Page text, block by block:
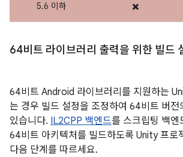
5.6 이하 ✖️
64비트 라이브러리 출력을 위한 빌드
64비트 Android 라이브러리를 지원하는
는 경우 빌드 설정을 조정하여 64비트 버전
있습니다. IL2CPP 백엔드를 스크립팅 백엔
64비트 아키텍처를 빌드하도록 Unity 프로
다음 단계를 따르세요.